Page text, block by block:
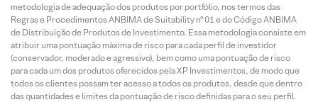
metodologia de adequação dos produtos por portfólio, nos termos das
Regras e Procedimentos ANBIMA de Suitability nº 01 e do Código ANBIMA
de Distribuição de Produtos de Investimento. Essa metodologia consiste em
atribuir uma pontuação máxima de risco para cada perfil de investidor
(conservador, moderado e agressivo), bem como uma pontuação de risco
para cada um dos produtos oferecidos pela XP Investimentos, de modo que
todos os clientes possam ter acesso a todos os produtos, desde que dentro
das quantidades e limites da pontuação de risco definidas para o seu perfil.